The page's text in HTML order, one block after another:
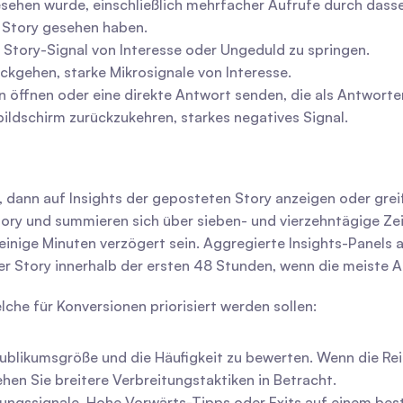
wurde, einschließlich mehrfacher Aufrufe durch
gesehen haben.
Signal von Interesse oder Ungeduld zu springen.
starke Mikrosignale von Interesse.
oder eine direkte Antwort senden, die als
zurückzukehren, starkes negatives Signal.
auf Insights der geposteten Story anzeigen oder
und summieren sich über sieben- und vierzehntägige
Minuten verzögert sein. Aggregierte Insights-Panels
Story innerhalb der ersten 48 Stunden, wenn die
für Konversionen priorisiert werden sollen:
und die Häufigkeit zu bewerten. Wenn die
Sie breitere Verbreitungstaktiken in Betracht.